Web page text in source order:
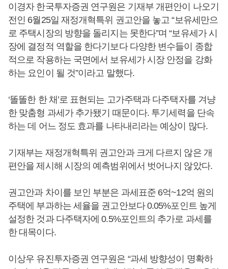
이경자 한국투자증권 연구원은 기재부 개편안이 나오기
전인 6월25일 재정개혁특위 권고안을 놓고 “보유세만으
로 주택시장의 방향을 돌리지는 못한다”며 “보유세가 시
장에 결정적 역할을 한다기보다 다양한 변수들이 종합
적으로 작용하는 국면에서 보유세가 시장 안정을 강화
하는 요인이 될 것”이라고 말했다.
‘똘똘한 한 채’로 표현되는 고가주택과 다주택자를 겨냥
한 맞춤형 과세가 추가됐기 때문이다. 투기세력을 단속
하는 데 어느 정도 효과를 나타내리라는 예상이 많다.
기재부는 재정개혁특위 권고안과 크게 다르지 않은 개
편안을 제시해 시장의 예측범위에서 벗어나지 않았다.
권고안과 차이를 보인 부분은 과세표준 6억~12억 원의
주택에 부과하는 세율을 권고안보다 0.05%포인트 높게
설정한 것과 다주택자에 0.5%포인트의 추가로 과세를
한 대목이다.
이상우 유진투자증권 연구원은 “과세 방향성이 명확하